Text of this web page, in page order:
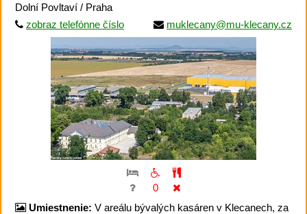
Dolní Povltaví / Praha
zobraz telefónne číslo
muklecany@mu-klecany.cz
0
Umiestnenie: V areálu bývalých kasáren v Klecanech, za